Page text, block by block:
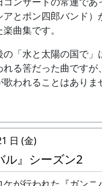
とポン四郎バンド）
曲集です。
の「水と太陽の国で」
る筈だった曲ですが
われることはありま
～ふるさと加美の
日 (金)
ル』シーズン2